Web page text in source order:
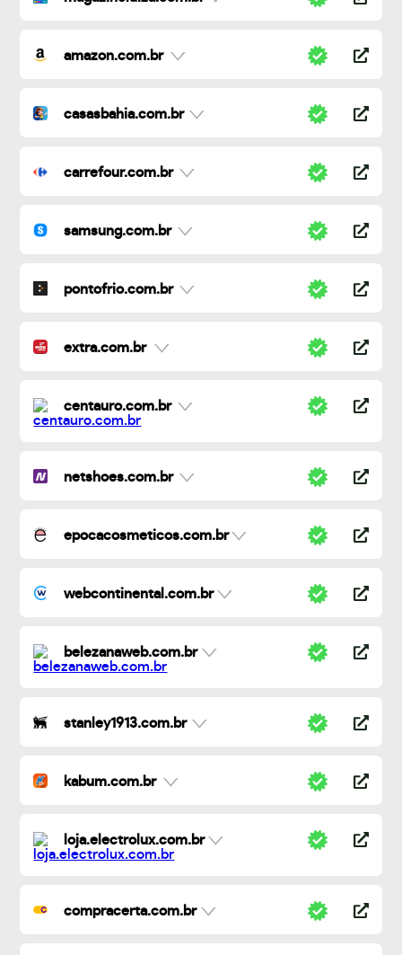
amazon.com.br
casasbahia.com.br
carrefour.com.br
samsung.com.br
pontofrio.com.br
extra.com.br
centauro.com.br
netshoes.com.br
epocacosmeticos.com.br
webcontinental.com.br
belezanaweb.com.br
stanley1913.com.br
kabum.com.br
loja.electrolux.com.br
compracerta.com.br